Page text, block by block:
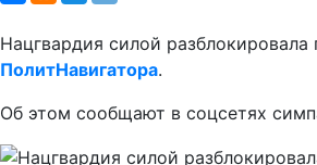
Нацгвардия силой
ПолитНавигатора.
Об этом сообщают в соцсетях